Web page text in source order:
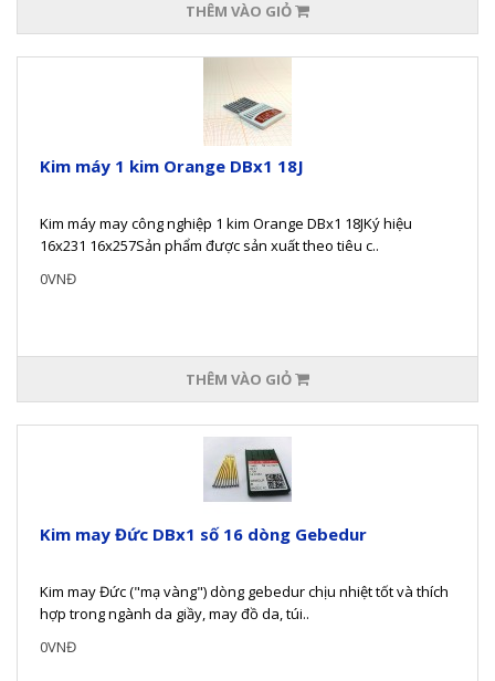
THÊM VÀO GIỎ
Kim máy 1 kim Orange DBx1 18J
Kim máy may công nghiệp 1 kim Orange DBx1 18JKý hiệu
16x231 16x257Sản phẩm được sản xuất theo tiêu c..
0VNĐ
THÊM VÀO GIỎ
Kim may Đức DBx1 số 16 dòng Gebedur
Kim may Đức ("mạ vàng") dòng gebedur chịu nhiệt tốt và thích
hợp trong ngành da giầy, may đồ da, túi..
0VNĐ